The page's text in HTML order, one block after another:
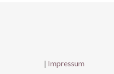
| Impressum